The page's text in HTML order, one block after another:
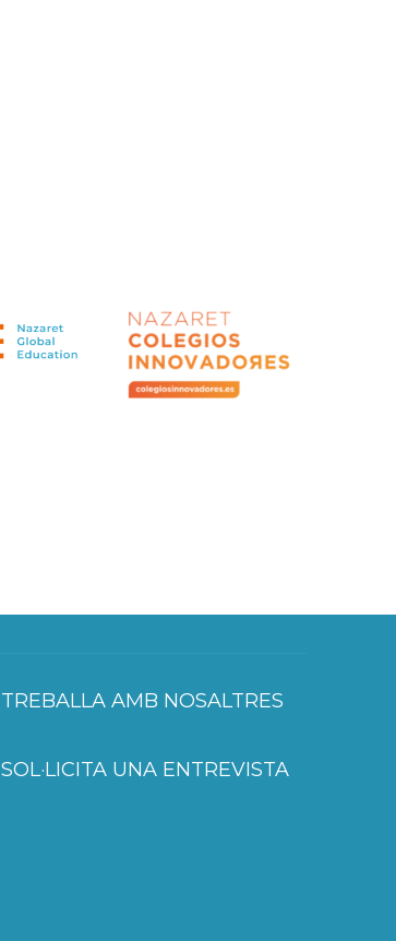
TREBALLA AMB NOSALTRES
SOL·LICITA UNA ENTREVISTA